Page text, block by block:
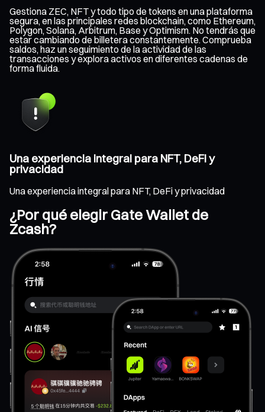
Gestiona ZEC, NFT y todo tipo de tokens en una plataforma
segura, en las principales redes blockchain, como Ethereum,
Polygon, Solana, Arbitrum, Base y Optimism. No tendrás que
estar cambiando de billetera constantemente. Comprueba
saldos, haz un seguimiento de la actividad de las
transacciones y explora activos en diferentes cadenas de
forma fluida.
Una experiencia integral para NFT, DeFi y
privacidad
Una experiencia integral para NFT, DeFi y privacidad
¿Por qué elegir Gate Wallet de
Zcash?